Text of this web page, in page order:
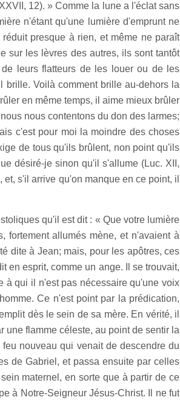
12). » Comme la lune a l'éclat sans
n'étant qu'une lumière d'emprunt ne
presque à rien, et même ne paraît
sur les lèvres des autres, ils sont tantôt
leurs flatteurs de les louer ou de les
brille. Voilà comment brille au-dehors la
en même temps, il aime mieux brûler
nous contentons du don des larmes;
c'est pour moi la moindre des choses
de tous qu'ils brûlent, non point qu'ils
désiré-je sinon qu'il s'allume (Luc. XII,
s'il arrive qu'on manque en ce point, il
qu'il est dit : « Que votre lumière
fortement allumés mène, et n'avaient à
dite à Jean; mais, pour les apôtres, ces
en esprit, comme un ange. Il se trouvait,
à qui il n'est pas nécessaire qu'une voix
Ce n'est point par la prédication,
dès le sein de sa mère. En vérité, il
flamme céleste, au point de sentir la
nouveau qui venait de descendre du
de Gabriel, et passa ensuite par celles
maternel, en sorte que à partir de ce
à Notre-Seigneur Jésus-Christ. Il ne fut